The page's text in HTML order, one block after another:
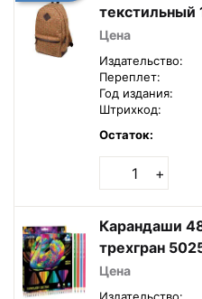
текстильный
7032762
Цена
Издательство:
Переплет:
Год издания:
Штрихкод:
Остаток:
+
Карандаши
трехгран
Цена
Издательство: